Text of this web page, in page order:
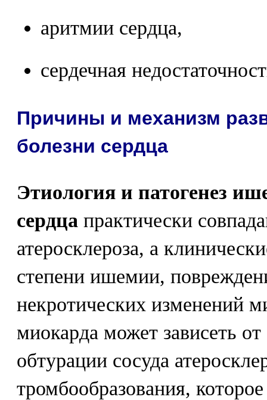
аритмии сердца,
сердечная
Причины и механизм
болезни сердца
Этиология и патогенез
сердца практически
атеросклероза, а
степени ишемии,
некротических изменений
миокарда может зависеть от
обтурации сосуда
тромбообразования,